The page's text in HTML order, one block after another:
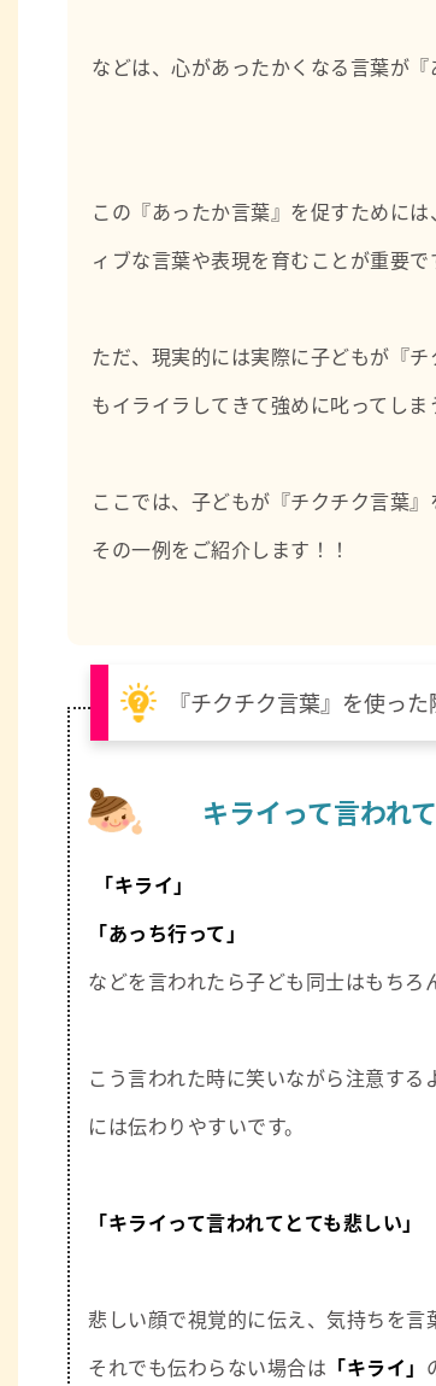
などは、心があったかくなる言葉が『
この『あったか言葉』を促すために
ィブな言葉や表現を育むことが重要で
ただ、現実的には実際に子どもが『
もイライラしてきて強めに叱ってしま
ここでは、子どもが『チクチク言葉
その一例をご紹介します！！
『チクチク言葉』を使っ
キライって言われ
「キライ」
「あっち行って」
などを言われたら子ども同士はもちろ
こう言われた時に笑いながら注意す
には伝わりやすいです。
「キライって言われてとても悲しい」
悲しい顔で視覚的に伝え、気持ちを言
それでも伝わらない場合は 「キライ」